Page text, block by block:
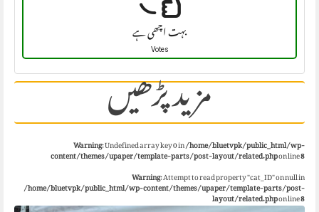
بہت اچھی ہے
Votes
مزید پڑھیں Warning: Undefined array key 0 in/home/bluetvpk/public_html/wp-
content/themes/upaper/template-parts/post-layout/related.phpon line8
Warning: Attempt to read property "cat_ID" on null in
/home/bluetvpk/public_html/wp-content/themes/upaper/template-parts/post-
layout/related.phpon line8